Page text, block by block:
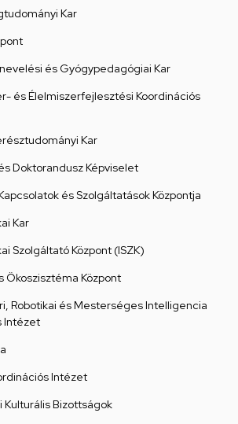
Kar
és Gyógypedagógiai Kar
és Élelmiszerfejlesztési Koordinációs
Kar
Doktorandusz Képviselet
és Szolgáltatások Központja
Kar
Szolgáltató Központ (ISZK)
Ökoszisztéma Központ
Robotikai és Mesterséges Intelligencia
Intézet
Intézet
Kulturális Bizottságok